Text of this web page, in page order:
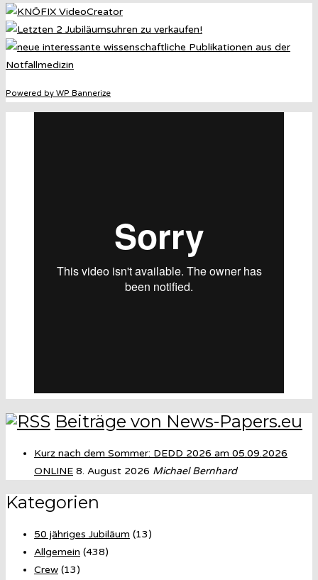
Powered by WP Bannerize
Beiträge von News-Papers.eu
Kurz nach dem Sommer: DEDD 2026 am 05.09.2026
ONLINE 8. August 2026 Michael Bernhard
Kategorien
50 jähriges Jubiläum (13)
Allgemein (438)
Crew (13)